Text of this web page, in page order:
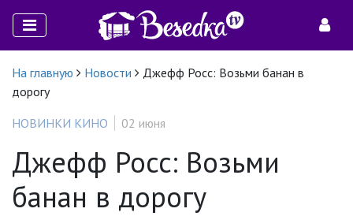
На главную Новости
Джефф Росс: Возьми банан в
дорогу
НОВИНКИ КИНО
02 июня
Джефф Росс: Возьми
банан в дорогу